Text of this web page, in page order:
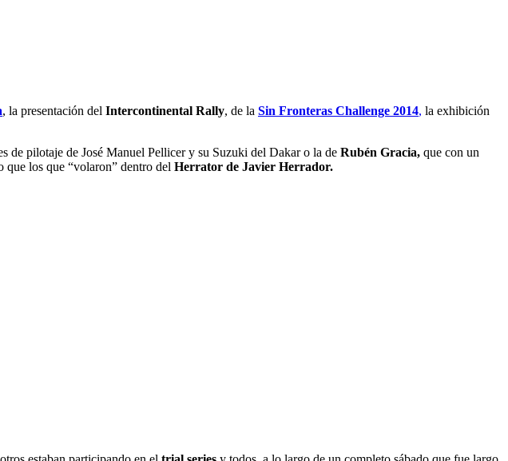
, la presentación del Intercontinental Rally, de la Sin Fronteras Challenge 2014, la exhibición
de pilotaje de José Manuel Pellicer y su Suzuki del Dakar o la de Rubén Gracia, que con un
los que “volaron” dentro del Herrator de Javier Herrador.